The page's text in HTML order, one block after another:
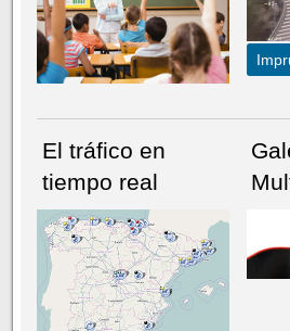
NÚMERO ACTUALHEMEROTECA
El tráfico en
tiempo real